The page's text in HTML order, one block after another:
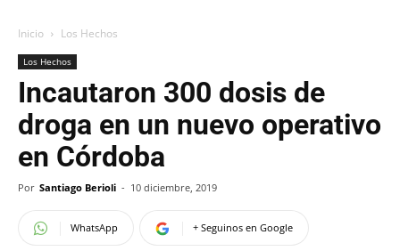
Inicio Los Hechos
Los Hechos
Incautaron 300 dosis de
droga en un nuevo operativo
en Córdoba
Por Santiago Berioli - 10 diciembre, 2019
WhatsApp + Seguinos en Google